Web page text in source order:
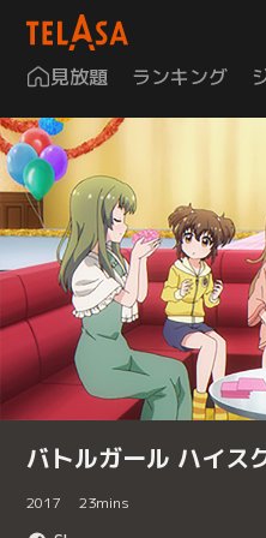
見放題 ランキング
バトルガール ハイス
2017 23mins